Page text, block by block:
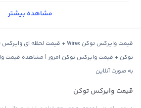
مشاهده بیشتر
توکن + قیمت وایرکس توکن امروز | مشاهده قیمت
به صورت آنلاین
قیمت وایرکس توکن